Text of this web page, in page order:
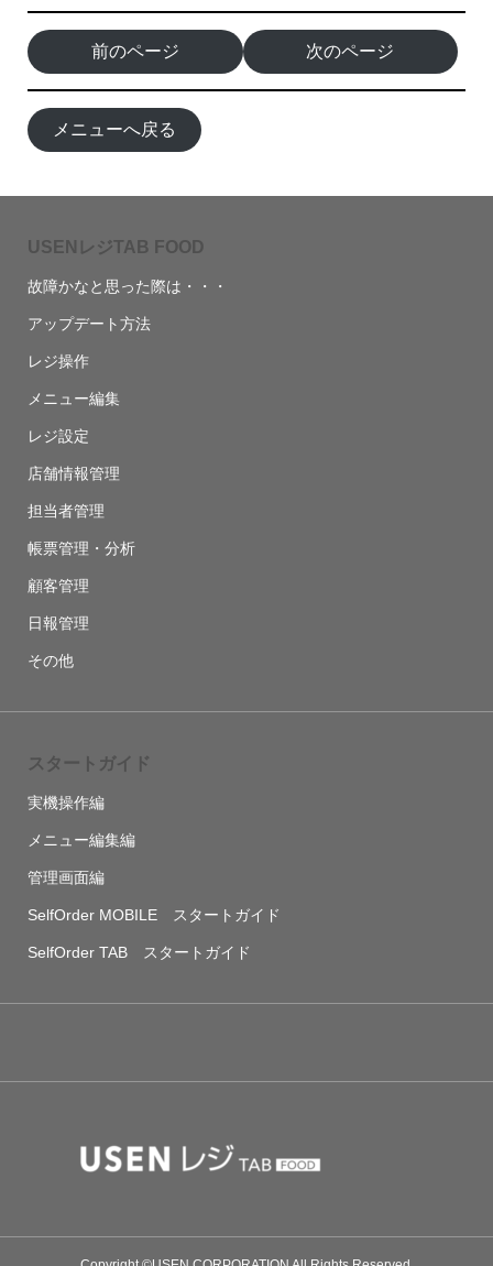
前のページ 次のページ
メニューへ戻る
USENレジTAB FOOD
故障かなと思った際は・・・
アップデート方法
レジ操作
メニュー編集
レジ設定
店舗情報管理
担当者管理
帳票管理・分析
顧客管理
日報管理
その他
スタートガイド
実機操作編
メニュー編集編
管理画面編
SelfOrder MOBILE スタートガイド
SelfOrder TAB スタートガイド